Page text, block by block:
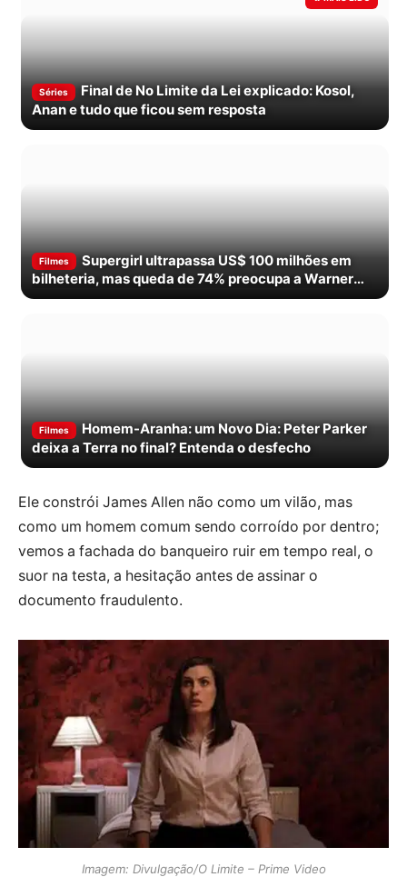
Séries
Final de No Limite da Lei explicado: Kosol,
Anan e tudo que ficou sem resposta
Filmes
Supergirl ultrapassa US$ 100 milhões em
bilheteria, mas queda de 74% preocupa a Warner
Bros.
Filmes
Homem-Aranha: um Novo Dia: Peter Parker
deixa a Terra no final? Entenda o desfecho
Ele constrói James Allen não como um vilão, mas
como um homem comum sendo corroído por dentro;
vemos a fachada do banqueiro ruir em tempo real, o
suor na testa, a hesitação antes de assinar o
documento fraudulento.
Imagem: Divulgação/O Limite – Prime Video